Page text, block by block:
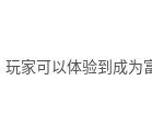
家可以体验到成为